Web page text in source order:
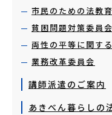
市民のための法教
貧困問題対策委員会
両性の平等に関す
業務改革委員会
講師派遣のご案内
あきべん暮らしの